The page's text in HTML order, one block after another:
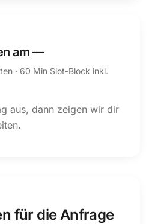
am —
· 60 Min Slot-Block inkl.
aus, dann zeigen wir dir
für die Anfrage